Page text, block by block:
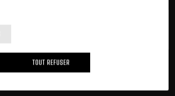
juridiqueet lapolitique de
TOUT REFUSER